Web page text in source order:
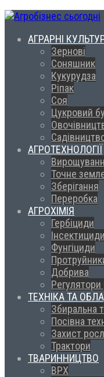
АГРАРНІ
Зернові
Соняшник
Кукурудза
Ріпак
Соя
Цукровий
АГРОТЕХНОЛОГІЇ
Точне
Зберігання
Переробка
АГРОХІМІЯ
Гербіциди
Інсектициди
Фунгіциди
Добрива
Регулятори
ТЕХНІКА ТА
Збиральна
Посівна
Захист
Трактори
ТВАРИННИЦТВО
ВРХ